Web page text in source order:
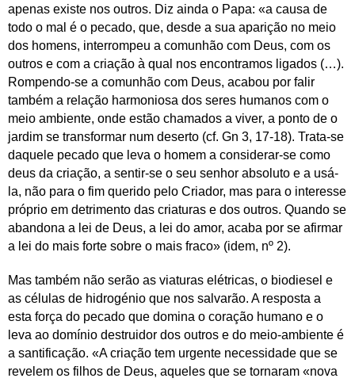
apenas existe nos outros. Diz ainda o Papa: «a causa de
todo o mal é o pecado, que, desde a sua aparição no meio
dos homens, interrompeu a comunhão com Deus, com os
outros e com a criação à qual nos encontramos ligados (…).
Rompendo-se a comunhão com Deus, acabou por falir
também a relação harmoniosa dos seres humanos com o
meio ambiente, onde estão chamados a viver, a ponto de o
jardim se transformar num deserto (cf. Gn 3, 17-18). Trata-se
daquele pecado que leva o homem a considerar-se como
deus da criação, a sentir-se o seu senhor absoluto e a usá-
la, não para o fim querido pelo Criador, mas para o interesse
próprio em detrimento das criaturas e dos outros. Quando se
abandona a lei de Deus, a lei do amor, acaba por se afirmar
a lei do mais forte sobre o mais fraco» (idem, nº 2).
Mas também não serão as viaturas elétricas, o biodiesel e
as células de hidrogénio que nos salvarão. A resposta a
esta força do pecado que domina o coração humano e o
leva ao domínio destruidor dos outros e do meio-ambiente é
a santificação. «A criação tem urgente necessidade que se
revelem os filhos de Deus, aqueles que se tornaram «nova